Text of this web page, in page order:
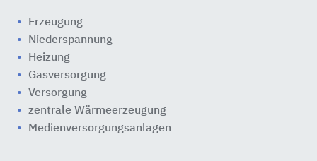
Erzeugung
Niederspannung
Heizung
Gasversorgung
Versorgung
zentrale Wärmeerzeugung
Medienversorgungsanlagen